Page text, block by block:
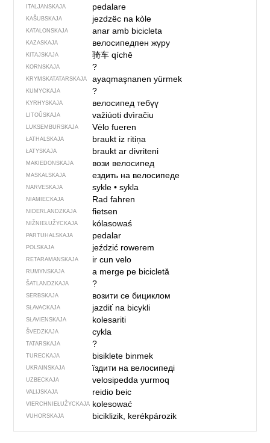
ITALJANSKAJA pedalare
KAŠUBSKAJA jezdzëc na kòle
KATALONSKAJA anar amb bicicleta
KAZASKAJA велосипедпен жүру
KITAJSKAJA 骑车qíchē
KORNSKAJA ?
KRYMSKA­TATARSKAJA ayaqmaşnanen yürmek
KUMYCKAJA ?
KYRHYSKAJA велосипед тебүү
LITOŬSKAJA važiúoti dvìračiu
LUKSEMBURSKAJA Vëlo fueren
ŁATHALSKAJA braukt iz ritiņa
ŁATYSKAJA braukt ar divriteni
MAKIEDONSKAJA вози велосипед
MASKALSKAJA ездить на велосипеде
NARVESKAJA sykle• sykla
NIAMIECKAJA Rad fahren
NIDERLANDZKAJA fietsen
NIŽNIEŁUŽYCKAJA kólasowaś
PARTUHALSKAJA pedalar
POLSKAJA jeździć rowerem
RETARAMANSKAJA ir cun velo
RUMYNSKAJA a merge pe bicicletă
ŠATLANDZKAJA ?
SERBSKAJA возити се бициклом
SŁAVACKAJA jazdiť na bicykli
SŁAVIENSKAJA kolesariti
ŠVEDZKAJA cykla
TATARSKAJA ?
TURECKAJA bisiklete binmek
UKRAINSKAJA їздити на велосипеді
UZBECKAJA velosipedda yurmoq
VALIJSKAJA reidio beic
VIERCHNIE­ŁUŽYCKAJA kolesować
VUHORSKAJA biciklizik, kerékpározik